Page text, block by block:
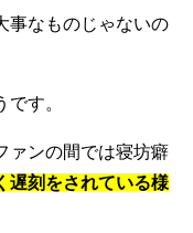
事なものじゃないの
す。
ァンの間では寝坊癖
遅刻をされている様